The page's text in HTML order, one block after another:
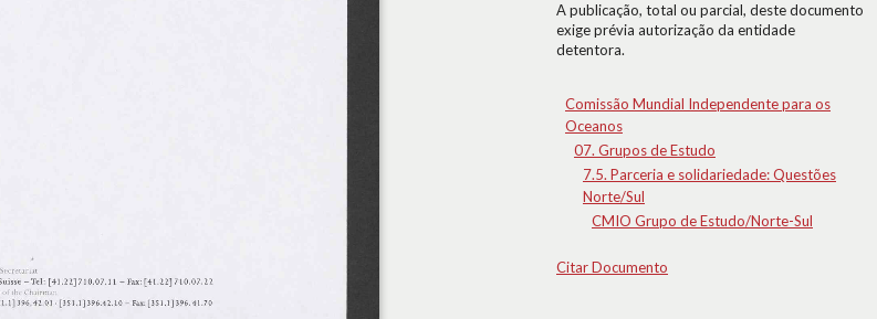
A publicação, total ou parcial, deste documento
exige prévia autorização da entidade
detentora.
Comissão Mundial Independente para os
Oceanos
07. Grupos de Estudo
7.5. Parceria e solidariedade: Questões
Norte/Sul
CMIO Grupo de Estudo/Norte-Sul
Citar Documento